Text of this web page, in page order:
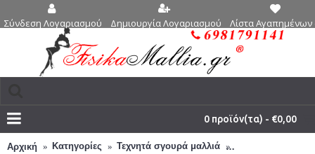
Σύνδεση Λογαριασμού Δημιουργία Λογαριασμού Λίστα Αγαπημένων
0 προϊόν(τα) - €0,00
Αρχική Κατηγορίες Τεχνητά σγουρά μαλλιά